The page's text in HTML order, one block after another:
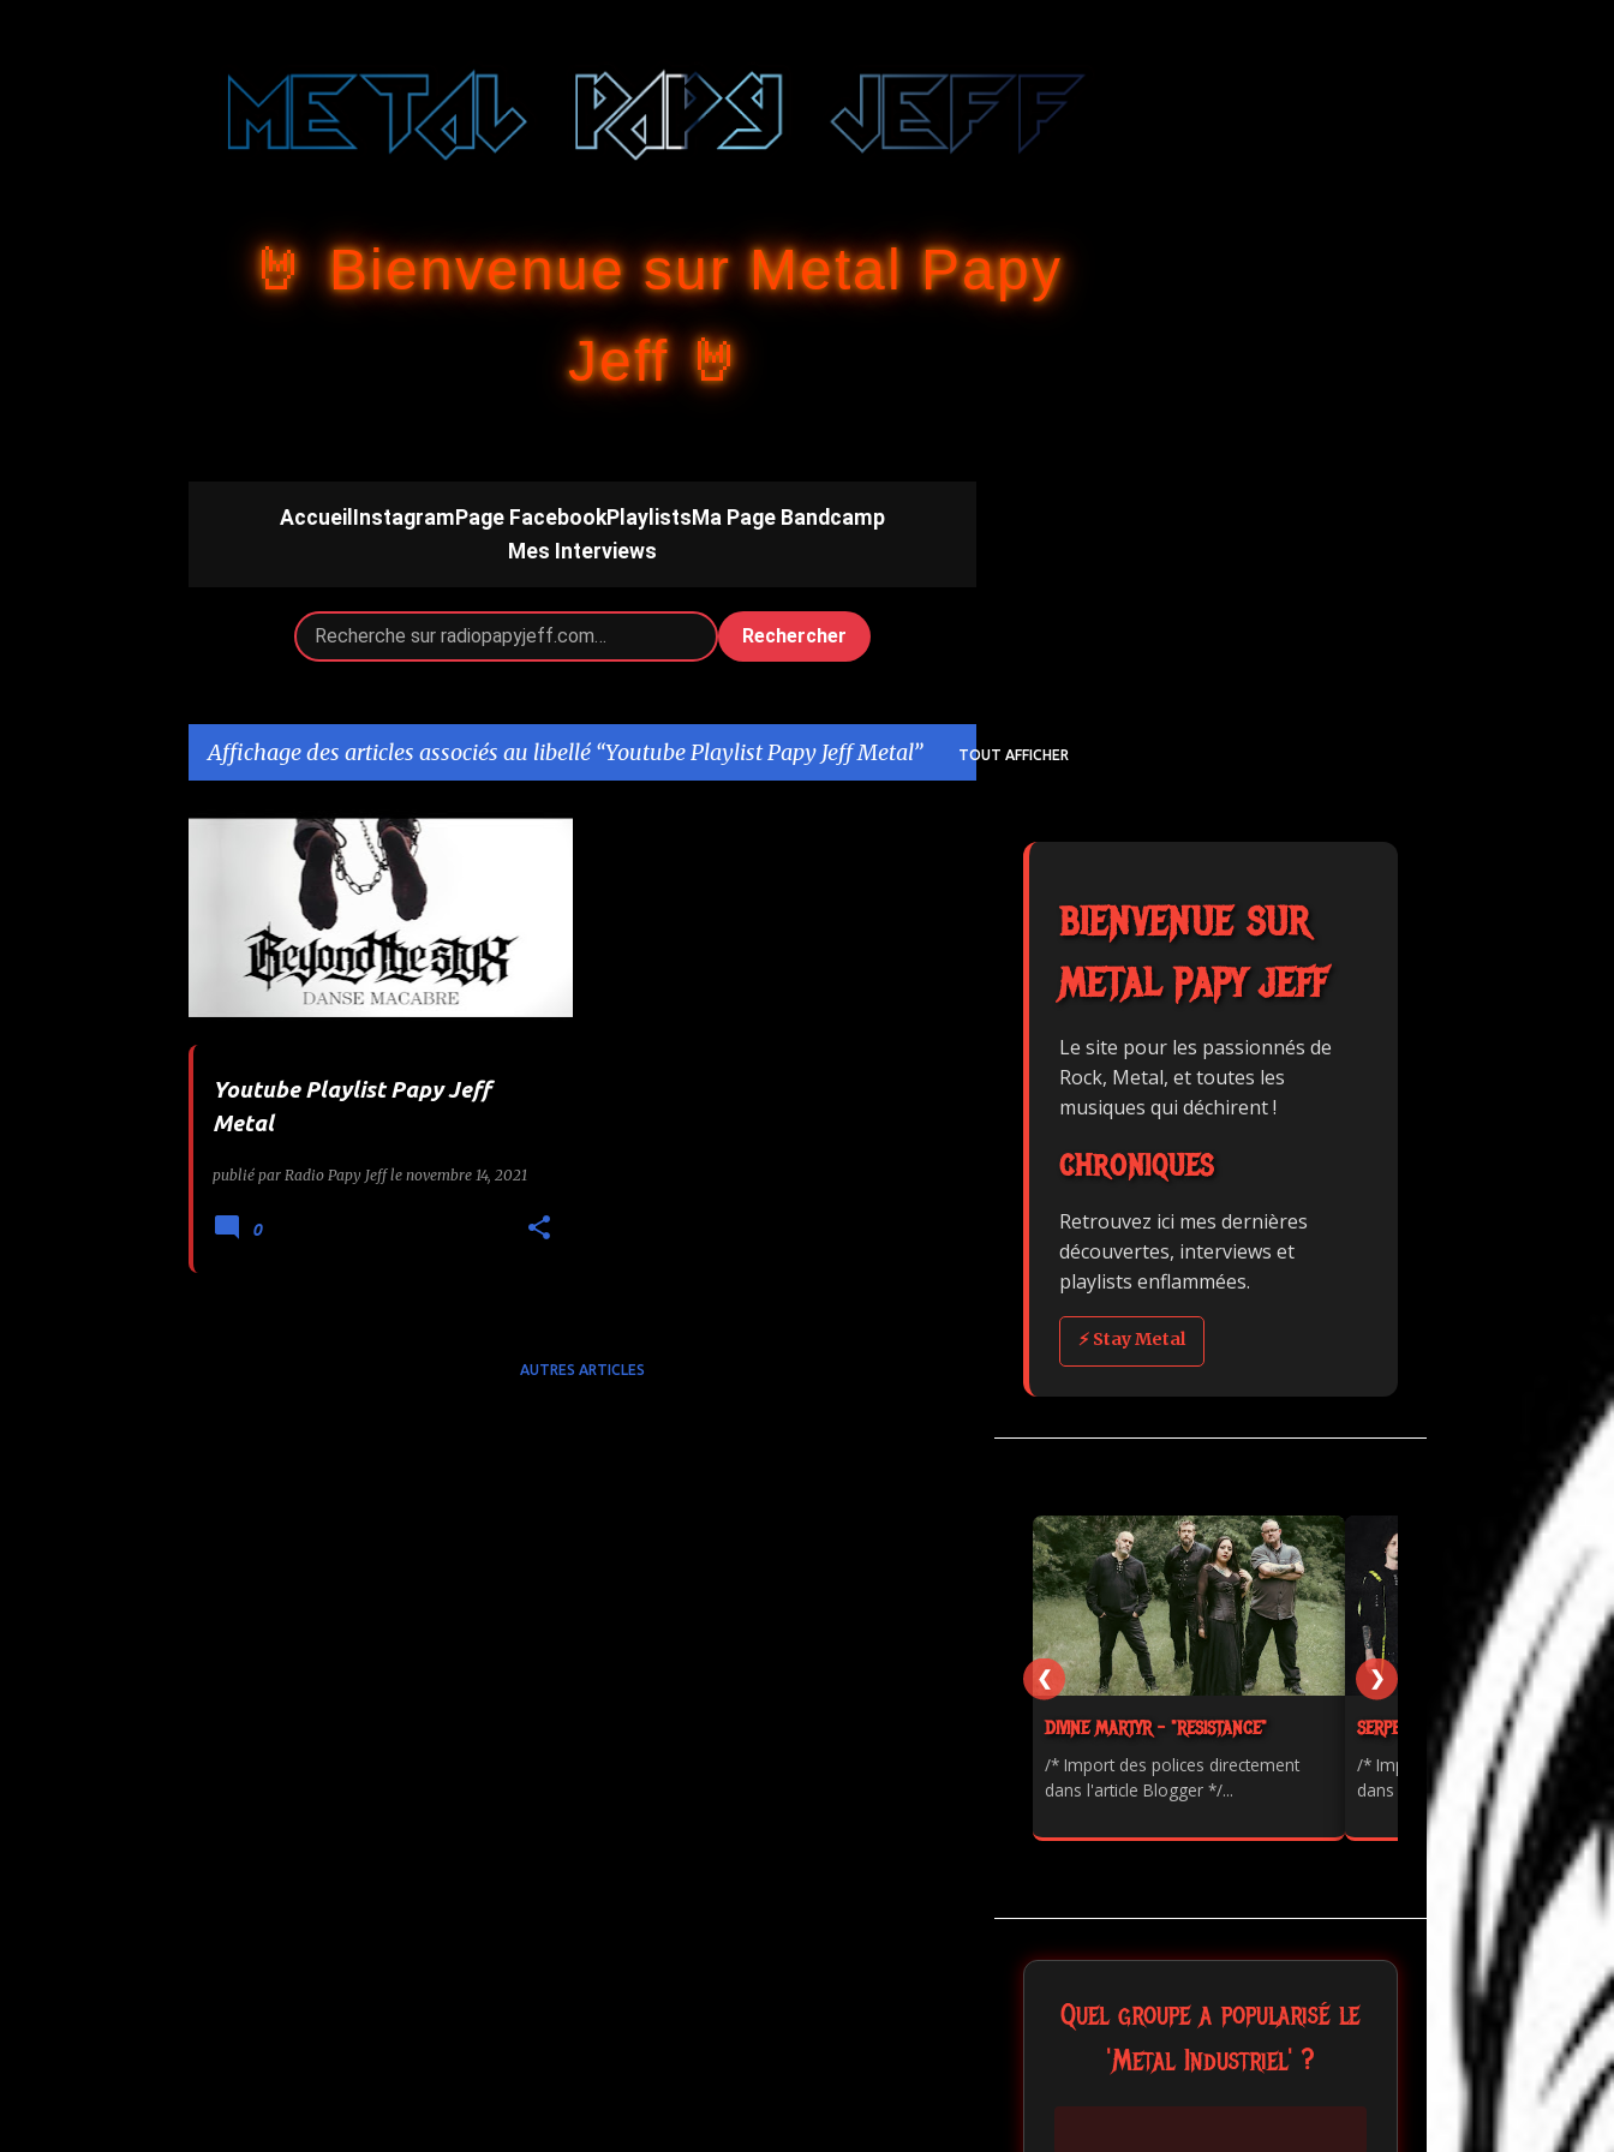
🤘 Bienvenue sur Metal Papy
Jeff 🤘
Accueil Instagram Page FacebookPlaylists Ma Page Bandcamp
Mes Interviews
Rechercher
Affichage des articles associés au libellé Youtube Playlist Papy Jeff Metal TOUT AFFICHER
c
Youtube Playlist Papy Jeff
Metal
publié par Radio Papy Jeff le novembre 14, 2021
YOUTUBE PLAYLIST PAPY JEFF METAL
0
AUTRES ARTICLES
BIENVENUE SUR
METAL PAPY JEFF
Le site pour les passionnés de
Rock, Metal, et toutes les
musiques qui déchirent !
CHRONIQUES
Retrouvez ici mes dernières
découvertes, interviews et
playlists enflammées.
⚡ Stay Metal
DIVINE MARTYR - "RESISTANCE"
/* Import des polices directement
dans l'article Blogger */...
SERPENTS - "PAINKILLER"
/* Import des polices directement
dans l'article Blogger */...
❮ ❯
Quel groupe a popularisé le
'Metal Industriel' ?